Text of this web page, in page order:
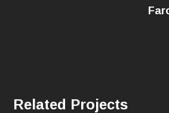
Related Projects